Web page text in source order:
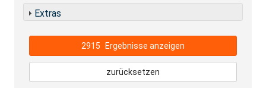
Extras
2915 Ergebnisse anzeigen
zurücksetzen